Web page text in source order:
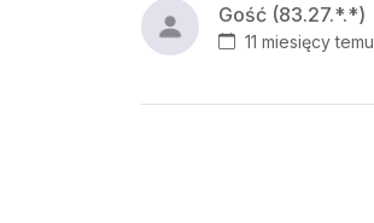
Gość (83.27.*.*)
11 miesięcy temu